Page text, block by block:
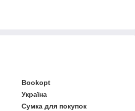
Bookopt
Україна
Сумка для покупок